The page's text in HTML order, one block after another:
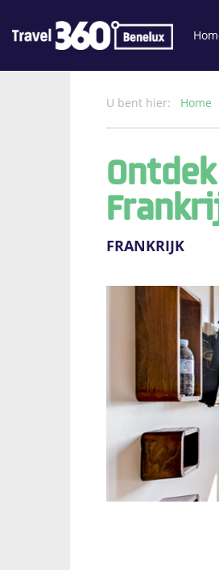
U bent hier: Home
FRANKRIJK